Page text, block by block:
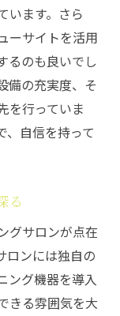
秘密
ント
用法
感
力
ット多摩市
イトニング
さ
います。さら
ーサイトを活用
るのも良いでし
備の充実度、そ
を行っていま
、自信を持って
る
グサロンが点在
ロンには独自の
ング機器を導入
きる雰囲気を大